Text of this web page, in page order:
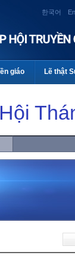
한국어
giáo Lẽ thật
Hội